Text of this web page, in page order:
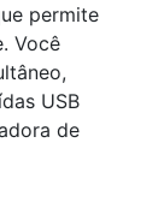
permite
Você
USB
de